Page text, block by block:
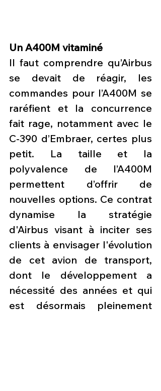
Un A400M vitaminé
Il faut comprendre qu’Airbus
se devait de réagir, les
commandes pour l’A400M se
raréfient et la concurrence
fait rage, notamment avec le
C-390 d’Embraer, certes plus
petit. La taille et la
polyvalence de l’A400M
permettent d’offrir de
nouvelles options. Ce contrat
dynamise la stratégie
d'Airbus visant à inciter ses
clients à envisager l'évolution
de cet avion de transport,
dont le développement a
nécessité des années et qui
est désormais pleinement